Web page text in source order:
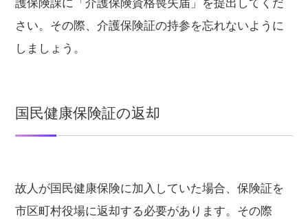
護保険課に「介護保険資格喪失届」を提出してくだ
さい。その際、介護保険証の持参を忘れないように
しましょう。
国民健康保険証の返却
故人が国民健康保険に加入していた場合、保険証を
市区町村役場に返却する必要があります。その際